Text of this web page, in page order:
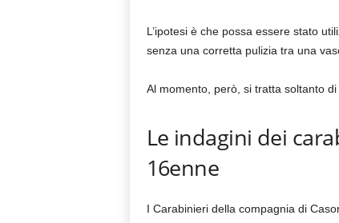
L’ipotesi è che possa essere stato
senza una corretta pulizia tra una
Al momento, però, si tratta soltanto
Le indagini dei
16enne
I Carabinieri della compagnia di